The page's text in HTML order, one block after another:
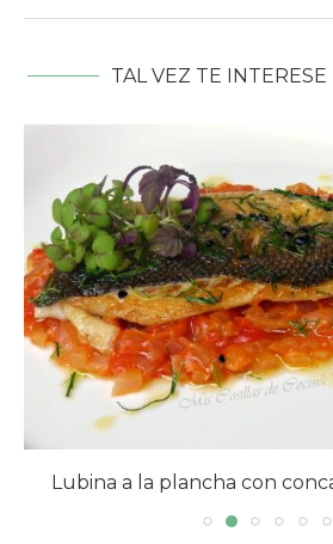
TAL VEZ TE
Lubina a la plancha con